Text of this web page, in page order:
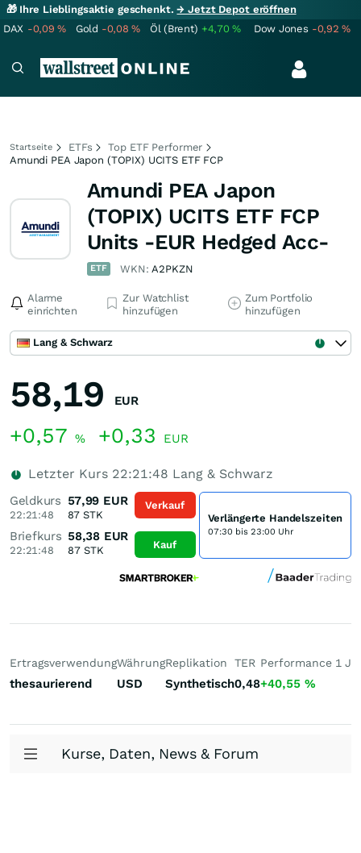
🎁 Ihre Lieblingsaktie geschenkt.→ Jetzt Depot eröffnen
DAX -0,09% Gold -0,08% Öl (Brent) +4,70% Dow Jones -0,92%
Startseite ETFs
Top ETF Performer
Amundi PEA Japon (TOPIX) UCITS ETF FCP
Amundi PEA Japon
(TOPIX) UCITS ETF FCP
Units -EUR Hedged Acc-
ETF WKN:A2PKZN
Alarme
einrichten
Zur Watchlist
hinzufügen
Zum Portfolio
hinzufügen
Lang & Schwarz
58,19 EUR
+0,57 % +0,33 EUR
Letzter Kurs 22:21:48 Lang & Schwarz
Geldkurs
22:21:48
57,99 EUR
87 STK
Briefkurs
22:21:48
58,38 EUR
87 STK
Verkauf
Kauf
Verlängerte Handelszeiten
07:30 bis 23:00 Uhr
Ertragsverwendung
thesaurierend
Währung
USD
Replikation
Synthetisch
TER
0,48
Performance 1 J
+40,55 %
Kurse, Daten, News & Forum